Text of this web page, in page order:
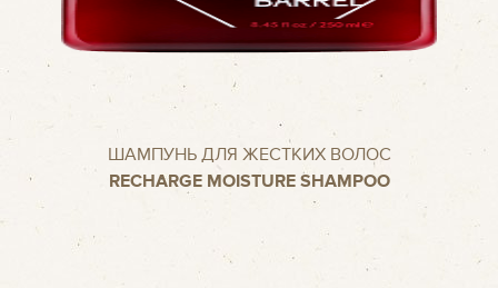
ШАМПУНЬ ДЛЯ ЖЕСТКИХ ВОЛОС
RECHARGE MOISTURE SHAMPOO